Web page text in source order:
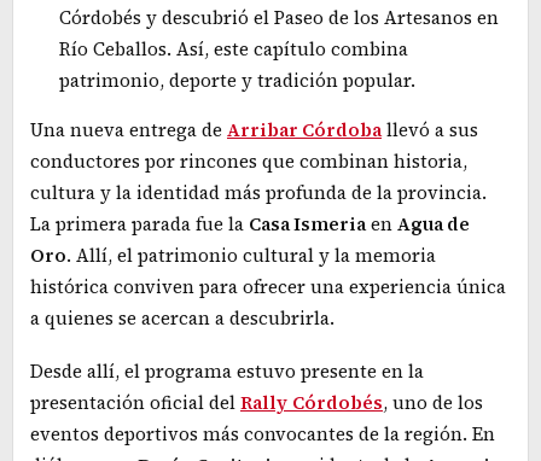
Córdobés y descubrió el Paseo de los Artesanos en
Río Ceballos. Así, este capítulo combina
patrimonio, deporte y tradición popular.
Una nueva entrega de Arribar Córdoballevó a sus
conductores por rincones que combinan historia,
cultura y la identidad más profunda de la provincia.
La primera parada fue la Casa IsmeriaenAgua de
Oro. Allí, el patrimonio cultural y la memoria
histórica conviven para ofrecer una experiencia única
a quienes se acercan a descubrirla.
Desde allí, el programa estuvo presente en la
presentación oficial delRally Córdobés, uno de los
eventos deportivos más convocantes de la región. En